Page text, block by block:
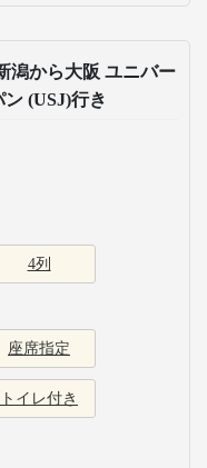
潟から大阪 ユニバー
(USJ)行き
4列
座席指定
トイレ付き